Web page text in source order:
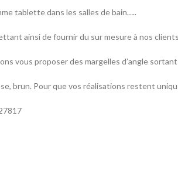
tablette dans les salles de bain…..
ainsi de fournir du sur mesure à nos
vous proposer des margelles d’angle
brun. Pour que vos réalisations restent